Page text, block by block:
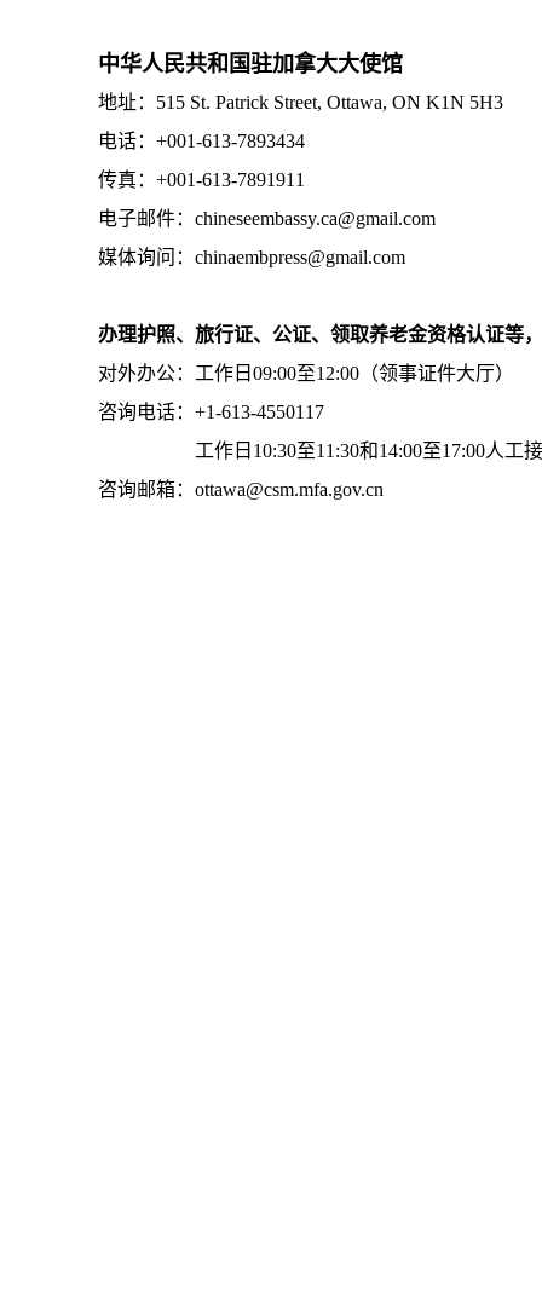
中华人民共和国驻加拿大大使馆
地址：515 St. Patrick Street, Ottawa, ON K1N 5H3
电话：+001-613-7893434
传真：+001-613-7891911
电子邮件：chineseembassy.ca@gmail.com
媒体询问：chinaembpress@gmail.com
办理护照、旅行证、公证、领取养老金资格认证等
对外办公：工作日09:00至12:00（领事证件大厅）
咨询电话：+1-613-4550117
工作日10:30至11:30和14:00至17:00人工
咨询邮箱：ottawa@csm.mfa.gov.cn